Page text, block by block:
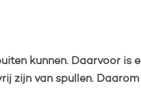
kunnen. Daarvoor is
zijn van spullen.